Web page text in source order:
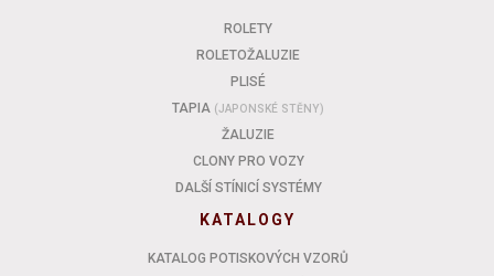
ROLETY
ROLETOŽALUZIE
PLISÉ
TAPIA (JAPONSKÉ STĚNY)
ŽALUZIE
CLONY PRO VOZY
DALŠÍ STÍNICÍ SYSTÉMY
KATALOGY
KATALOG POTISKOVÝCH VZORŮ